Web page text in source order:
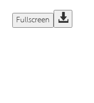
Fullscreen